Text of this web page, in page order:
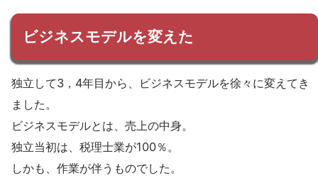
ビジネスモデルを変えた
独立して3，4年目から、ビジネスモデルを徐々に変えてき
ました。
ビジネスモデルとは、売上の中身。
独立当初は、税理士業が100％。
しかも、作業が伴うものでした。